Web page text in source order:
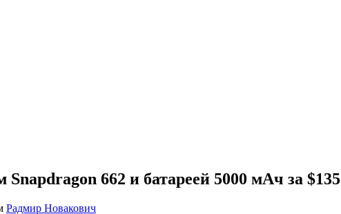
662 и батареей 5000 мАч за $135
Радмир Новакович